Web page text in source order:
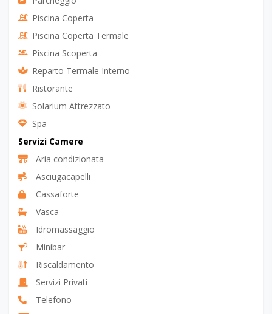
Parcheggio
Piscina Coperta
Piscina Coperta Termale
Piscina Scoperta
Reparto Termale Interno
Ristorante
Solarium Attrezzato
Spa
Servizi Camere
Aria condizionata
Asciugacapelli
Cassaforte
Vasca
Idromassaggio
Minibar
Riscaldamento
Servizi Privati